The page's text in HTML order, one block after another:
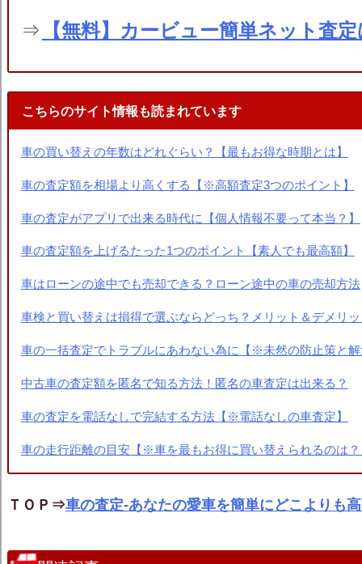
⇒ 【無料】カービュー簡単ネット
こちらのサイト情報も読まれています
車の買い替えの年数はどれぐらい？【最もお得な時期とは】
車の査定額を相場より高くする【※高額査定3つのポイント】
車の査定がアプリで出来る時代に【個人情報不要って本当？】
車の査定額を上げるたった1つのポイント【素人でも最高額】
車はローンの途中でも売却できる？ローン途中の車の売却方法
車検と買い替えは損得で選ぶならどっち？メリット＆デメリ
車の一括査定でトラブルにあわない為に【※未然の防止策と
中古車の査定額を匿名で知る方法！匿名の車査定は出来る？
車の査定を電話なしで完結する方法【※電話なしの車査定】
車の走行距離の目安【※車を最もお得に買い替えられるのは
ＴＯＰ⇒車の査定-あなたの愛車を簡単にどこよりも